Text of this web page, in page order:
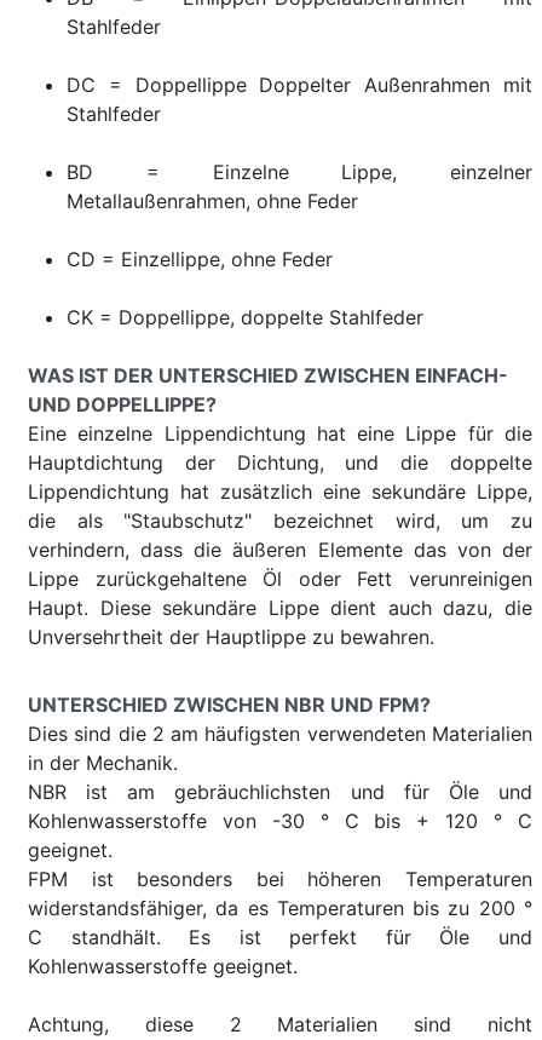
Stahlfeder
DC = Doppellippe Doppelter Außenrahmen mit
Stahlfeder
BD = Einzelne Lippe, einzelner
Metallaußenrahmen, ohne Feder
CD = Einzellippe, ohne Feder
CK = Doppellippe, doppelte Stahlfeder
WAS IST DER UNTERSCHIED ZWISCHEN EINFACH-
UND DOPPELLIPPE?
Eine einzelne Lippendichtung hat eine Lippe für die
Hauptdichtung der Dichtung, und die doppelte
Lippendichtung hat zusätzlich eine sekundäre Lippe,
die als "Staubschutz" bezeichnet wird, um zu
verhindern, dass die äußeren Elemente das von der
Lippe zurückgehaltene Öl oder Fett verunreinigen
Haupt. Diese sekundäre Lippe dient auch dazu, die
Unversehrtheit der Hauptlippe zu bewahren.
UNTERSCHIED ZWISCHEN NBR UND FPM?
Dies sind die 2 am häufigsten verwendeten Materialien
in der Mechanik.
NBR ist am gebräuchlichsten und für Öle und
Kohlenwasserstoffe von -30 ° C bis + 120 ° C
geeignet.
FPM ist besonders bei höheren Temperaturen
widerstandsfähiger, da es Temperaturen bis zu 200 °
C standhält. Es ist perfekt für Öle und
Kohlenwasserstoffe geeignet.
Achtung, diese 2 Materialien sind nicht